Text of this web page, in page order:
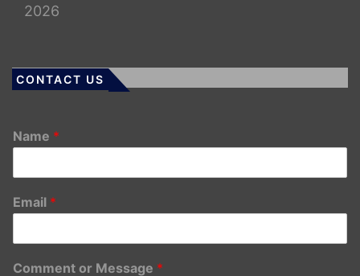
2026
CONTACT US
Name *
Email *
Comment or Message *